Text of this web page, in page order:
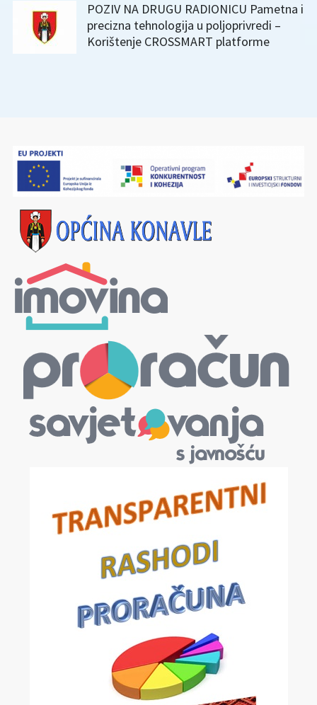
POZIV NA DRUGU RADIONICU Pametna i
precizna tehnologija u poljoprivredi –
Korištenje CROSSMART platforme